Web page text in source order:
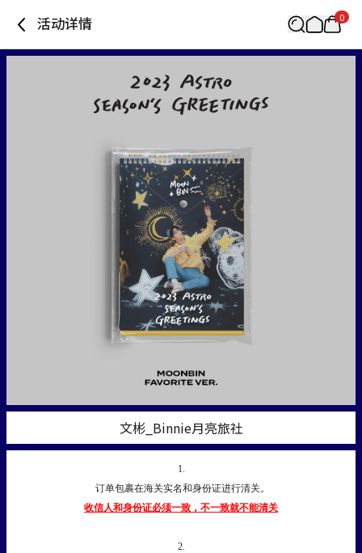
活动详情 0
文彬_Binnie月亮旅社
1.
订单包裹在海关实名和身份证进行清关。
收信人和身份证必须一致，不一致就不能清关
2.